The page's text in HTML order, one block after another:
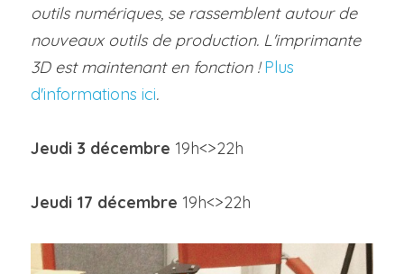
outils numériques, se rassemblent autour de
nouveaux outils de production. L'imprimante
3D est maintenant en fonction ! Plus
d'informations ici.
Jeudi 3 décembre 19h<>22h
Jeudi 17 décembre 19h<>22h